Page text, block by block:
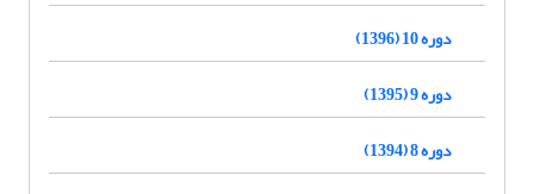
دوره 10 (1396)
دوره 9 (1395)
دوره 8 (1394)